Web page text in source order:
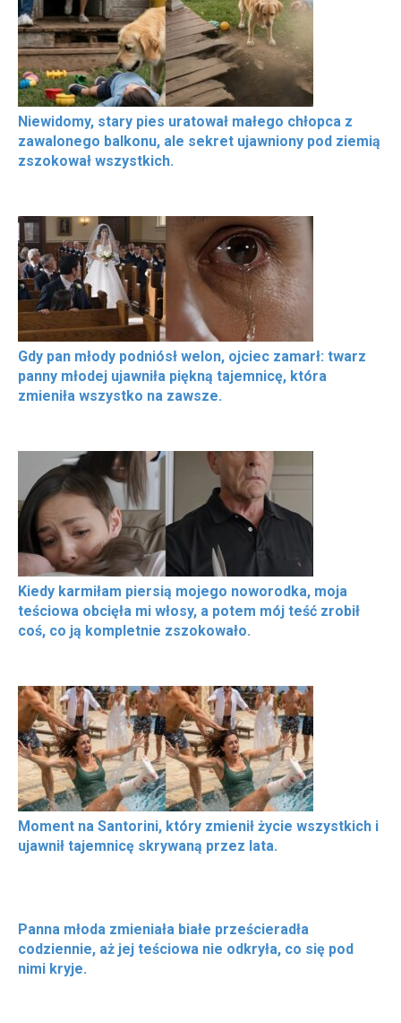
Niewidomy, stary pies uratował małego chłopca z
zawalonego balkonu, ale sekret ujawniony pod ziemią
zszokował wszystkich.
Gdy pan młody podniósł welon, ojciec zamarł: twarz
panny młodej ujawniła piękną tajemnicę, która
zmieniła wszystko na zawsze.
Kiedy karmiłam piersią mojego noworodka, moja
teściowa obcięła mi włosy, a potem mój teść zrobił
coś, co ją kompletnie zszokowało.
Moment na Santorini, który zmienił życie wszystkich i
ujawnił tajemnicę skrywaną przez lata.
Panna młoda zmieniała białe prześcieradła
codziennie, aż jej teściowa nie odkryła, co się pod
nimi kryje.